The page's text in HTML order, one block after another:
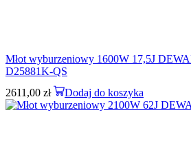
Młot wyburzeniowy 1600W 17,5J
D25881K-QS
2611,00 zł Dodaj do koszyka